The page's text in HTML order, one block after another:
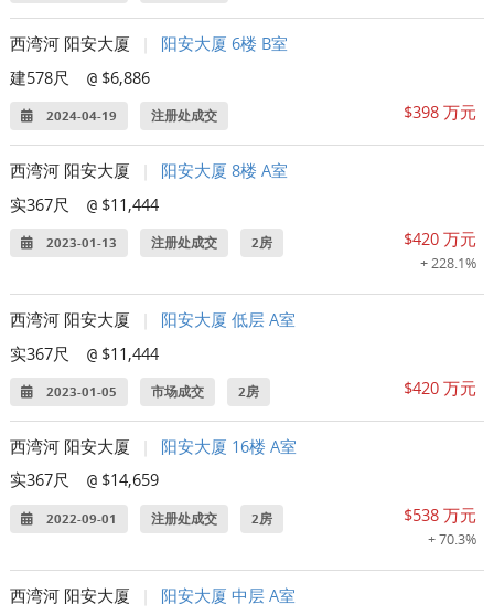
西湾河 阳安大厦
阳安大厦 6楼 B室
建578尺
@ $6,886
2024-04-19 注册处成交 $398 万元
西湾河 阳安大厦
阳安大厦 8楼 A室
实367尺
@ $11,444
2023-01-13 注册处成交 2房 $420 万元
+ 228.1%
西湾河 阳安大厦
阳安大厦 低层 A室
实367尺
@ $11,444
2023-01-05 市场成交 2房 $420 万元
西湾河 阳安大厦
阳安大厦 16楼 A室
实367尺
@ $14,659
2022-09-01 注册处成交 2房 $538 万元
+ 70.3%
西湾河 阳安大厦 阳安大厦 中层 A室